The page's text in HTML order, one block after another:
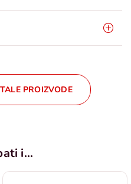
PROIZVODE
i...